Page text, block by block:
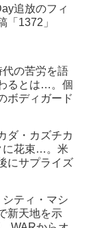
追放のフィ
「1372」
の苦労を語
るとは…。個
ボディガード
ダ・カズチカ
に花束…。米
にサプライズ
ティ・マシ
新天地を示